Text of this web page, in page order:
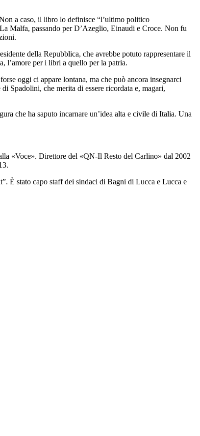
a caso, il libro lo definisce “l’ultimo politico
Malfa, passando per D’Azeglio, Einaudi e Croce. Non fu
della Repubblica, che avrebbe potuto rappresentare il
l’amore per i libri a quello per la patria.
oggi ci appare lontana, ma che può ancora insegnarci
Spadolini, che merita di essere ricordata e, magari,
che ha saputo incarnare un’idea alta e civile di Italia. Una
«Voce». Direttore del «QN-Il Resto del Carlino» dal 2002
È stato capo staff dei sindaci di Bagni di Lucca e Lucca e